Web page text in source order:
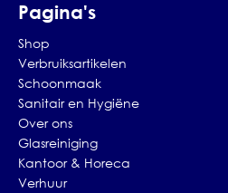
Pagina's
Shop
Verbruiksartikelen
Schoonmaak
Sanitair en Hygiëne
Over ons
Glasreiniging
Kantoor & Horeca
Verhuur